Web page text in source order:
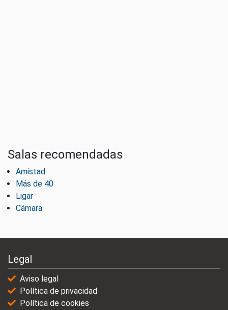
Salas recomendadas
Amistad
Más de 40
Ligar
Cámara
Legal
Aviso legal
Política de privacidad
Política de cookies